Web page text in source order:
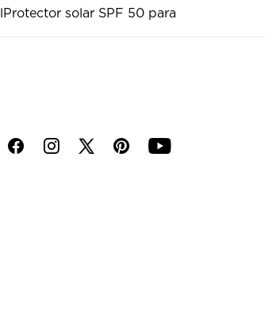
Protector solar SPF 50 para
f i p y